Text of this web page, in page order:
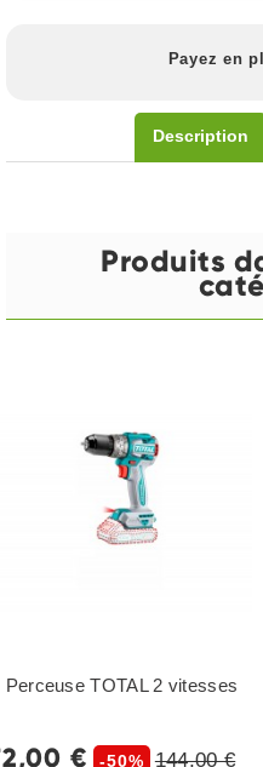
Payez en
Description
Produits
Perceuse TOTAL 2 vitesses
€ -50% 144,00 €